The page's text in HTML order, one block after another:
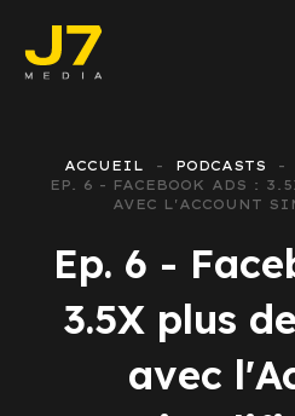
ACCUEIL PODCASTS
EP. 6 - FACEBOOK ADS :
AVEC L'ACCOUNT
Ep. 6 -
3.5X plus
avec